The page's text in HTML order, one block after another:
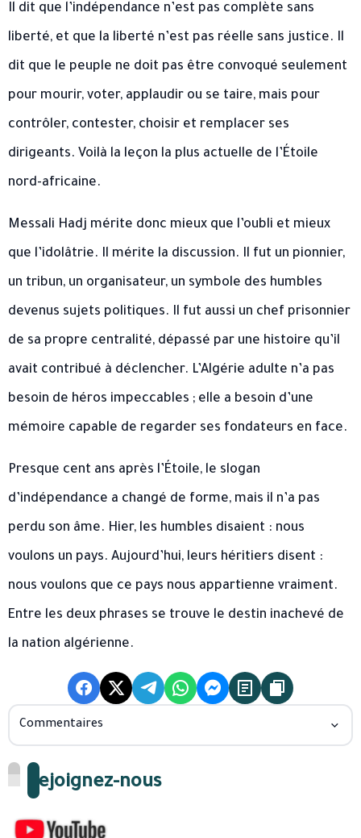
Il dit que l’indépendance n’est pas complète sans
liberté, et que la liberté n’est pas réelle sans justice. Il
dit que le peuple ne doit pas être convoqué seulement
pour mourir, voter, applaudir ou se taire, mais pour
contrôler, contester, choisir et remplacer ses
dirigeants. Voilà la leçon la plus actuelle de l’Étoile
nord-africaine.
Messali Hadj mérite donc mieux que l’oubli et mieux
que l’idolâtrie. Il mérite la discussion. Il fut un pionnier,
un tribun, un organisateur, un symbole des humbles
devenus sujets politiques. Il fut aussi un chef prisonnier
de sa propre centralité, dépassé par une histoire qu’il
avait contribué à déclencher. L’Algérie adulte n’a pas
besoin de héros impeccables ; elle a besoin d’une
mémoire capable de regarder ses fondateurs en face.
Presque cent ans après l’Étoile, le slogan
d’indépendance a changé de forme, mais il n’a pas
perdu son âme. Hier, les humbles disaient : nous
voulons un pays. Aujourd’hui, leurs héritiers disent :
nous voulons que ce pays nous appartienne vraiment.
Entre les deux phrases se trouve le destin inachevé de
la nation algérienne.
Commentaires
Rejoignez-nous